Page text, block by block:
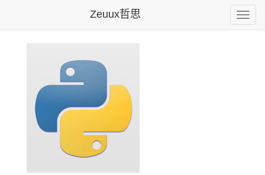
Toggle
Zeuux哲思